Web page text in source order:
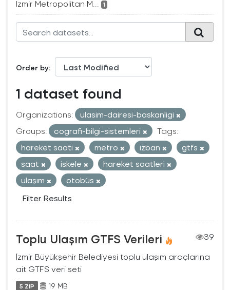
Izmir Metropolitan M... 1
Order by
1 dataset found
Organizations:
ulasim-dairesi-baskanligi
Groups:
cografi-bilgi-sistemleri
Tags:
hareket saati
metro izban
gtfs
saat
iskele
hareket saatleri
ulaşım
otobüs
Filter Results
Toplu Ulaşım GTFS Verileri
39
İzmir Büyükşehir Belediyesi toplu ulaşım araçlarına
ait GTFS veri seti
5 ZIP 19 MB